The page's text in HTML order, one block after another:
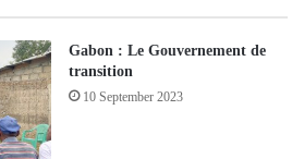
Gabon : Le Gouvernement de
transition
10 September 2023